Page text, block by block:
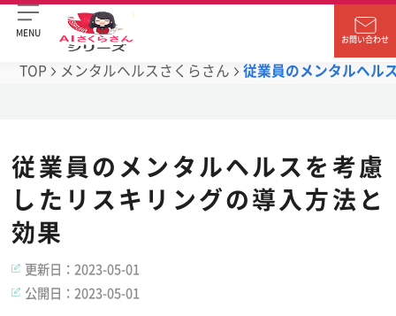
MENU
お問い合わせ
TOP メンタルヘルスさくらさん 従業員のメンタルヘル
従業員のメンタルヘルスを考慮
したリスキリングの導入方法と
効果
更新日：2023-05-01
公開日：2023-05-01